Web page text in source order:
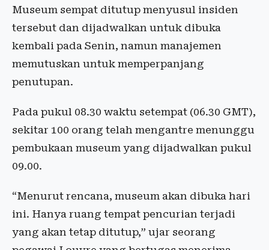
Museum sempat ditutup menyusul insiden
tersebut dan dijadwalkan untuk dibuka
kembali pada Senin, namun manajemen
memutuskan untuk memperpanjang
penutupan.
Pada pukul 08.30 waktu setempat (06.30 GMT),
sekitar 100 orang telah mengantre menunggu
pembukaan museum yang dijadwalkan pukul
09.00.
“Menurut rencana, museum akan dibuka hari
ini. Hanya ruang tempat pencurian terjadi
yang akan tetap ditutup,” ujar seorang